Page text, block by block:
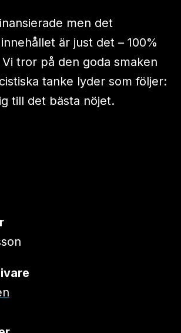
men det
är just det – 100%
tror på den goda smaken
tanke lyder som följer:
till det bästa nöjet.